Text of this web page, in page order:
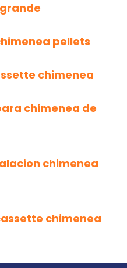
pellets
chimenea
chimenea de
chimenea
chimenea